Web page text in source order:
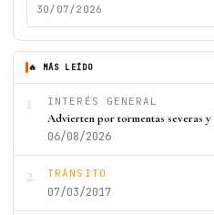
30/07/2026
🔥 MÁS LEÍDO
1 INTERÉS GENERAL
Advierten por tormentas severas
06/08/2026
2 TRÁNSITO
07/03/2017